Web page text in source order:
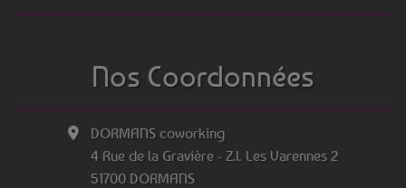
Nos Coordonnées
DORMANS coworking
4 Rue de la Gravière - Z.I. Les Varennes 2
51700 DORMANS